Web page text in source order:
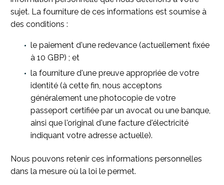
sujet. La fourniture de ces informations est soumise à
des conditions :
le paiement d'une redevance (actuellement fixée
à 10 GBP) ; et
la fourniture d'une preuve appropriée de votre
identité (à cette fin, nous acceptons
généralement une photocopie de votre
passeport certifiée par un avocat ou une banque,
ainsi que l'original d'une facture d'électricité
indiquant votre adresse actuelle).
Nous pouvons retenir ces informations personnelles
dans la mesure où la loi le permet.